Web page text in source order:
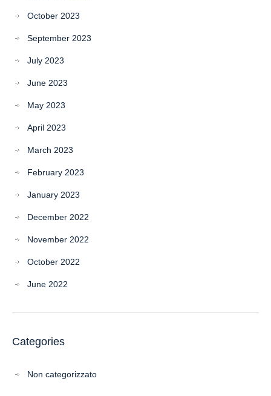
October 2023
September 2023
July 2023
June 2023
May 2023
April 2023
March 2023
February 2023
January 2023
December 2022
November 2022
October 2022
June 2022
Categories
Non categorizzato